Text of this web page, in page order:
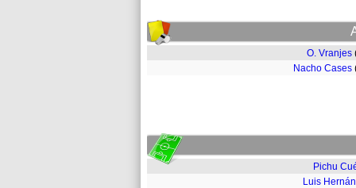
O. Vranjes
Nacho Cases
Pichu
Luis